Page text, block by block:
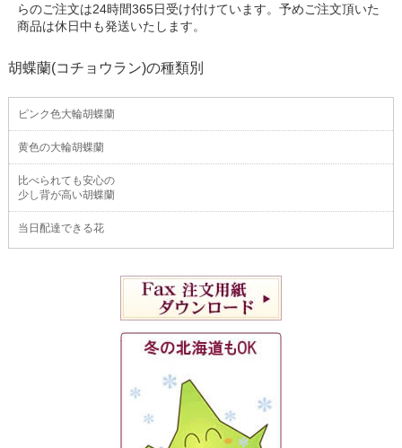
らのご注文は24時間365日受け付けています。予めご注文頂いた
商品は休日中も発送いたします。
胡蝶蘭(コチョウラン)の種類別
ピンク色大輪胡蝶蘭
黄色の大輪胡蝶蘭
比べられても安心の
少し背が高い胡蝶蘭
当日配達できる花